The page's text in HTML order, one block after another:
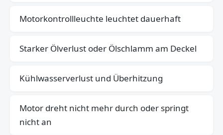
Motorkontrollleuchte leuchtet dauerhaft
Starker Ölverlust oder Ölschlamm am Deckel
Kühlwasserverlust und Überhitzung
Motor dreht nicht mehr durch oder springt
nicht an